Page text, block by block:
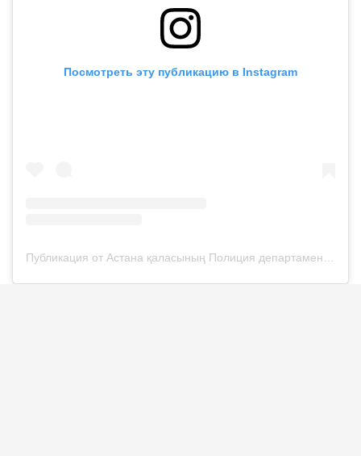
Посмотреть эту публикацию в Instagram